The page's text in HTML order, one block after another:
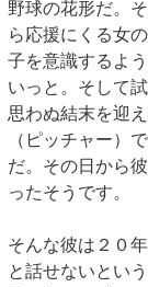
野球の花形だ。
ら応援にくる女
子を意識するよ
いっと。そして
思わぬ結末を迎
（ピッチャー）
だ。その日から
ったそうです。
そんな彼は２０
と話せないとい